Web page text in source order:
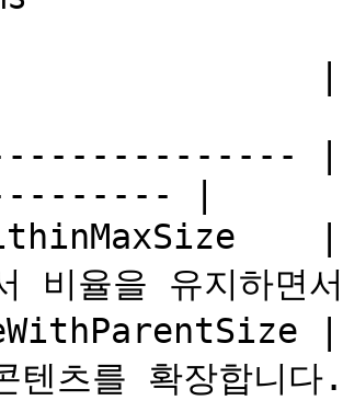
|
|
|
비율을 유지하면
텐츠를 확장합